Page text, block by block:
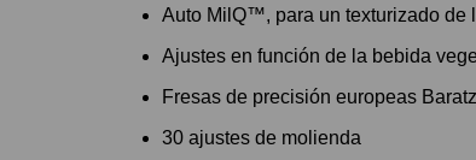
Auto MilQ™, para un texturizado de
Ajustes en función de la bebida
Fresas de precisión europeas
30 ajustes de molienda